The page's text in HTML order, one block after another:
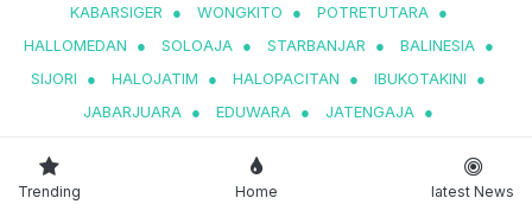
KABARSIGER
● WONGKITO ● POTRETUTARA ●
HALLOMEDAN
● SOLOAJA ● STARBANJAR ● BALINESIA ●
SIJORI
● HALOJATIM ● HALOPACITAN ● IBUKOTAKINI
●
JABARJUARA ● EDUWARA ● JATENGAJA ●
Trending Home latest News